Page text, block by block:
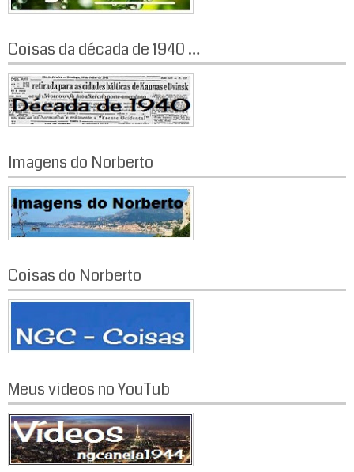
Coisas da década de 1940 …
Imagens do Norberto
Coisas do Norberto
Meus videos no YouTub